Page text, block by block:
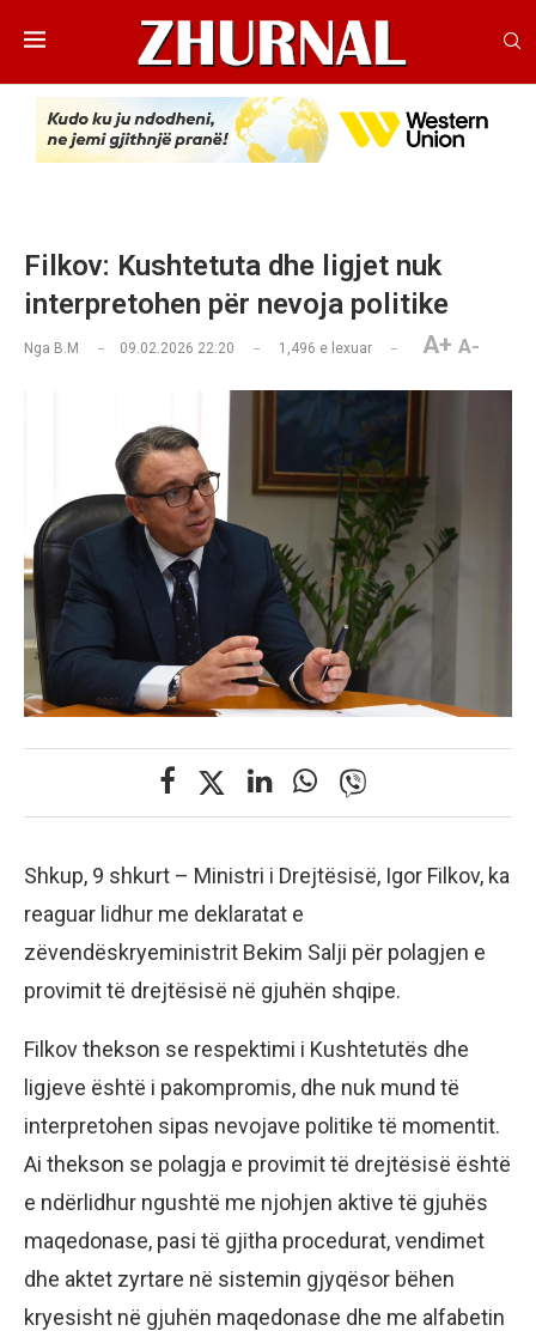
Filkov: Kushtetuta dhe ligjet nuk
interpretohen për nevoja politike
Nga B.M 09.02.2026 22:20 1,496 e lexuar A+ A-
Shkup, 9 shkurt – Ministri i Drejtësisë, Igor Filkov, ka
reaguar lidhur me deklaratat e
zëvendëskryeministrit Bekim Salji për polagjen e
provimit të drejtësisë në gjuhën shqipe.
Filkov thekson se respektimi i Kushtetutës dhe
ligjeve është i pakompromis, dhe nuk mund të
interpretohen sipas nevojave politike të momentit.
Ai thekson se polagja e provimit të drejtësisë është
e ndërlidhur ngushtë me njohjen aktive të gjuhës
maqedonase, pasi të gjitha procedurat, vendimet
dhe aktet zyrtare në sistemin gjyqësor bëhen
kryesisht në gjuhën maqedonase dhe me alfabetin